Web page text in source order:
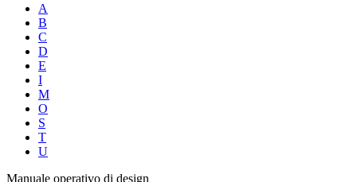
A
B
C
D
E
I
M
O
S
T
U
Manuale operativo di design